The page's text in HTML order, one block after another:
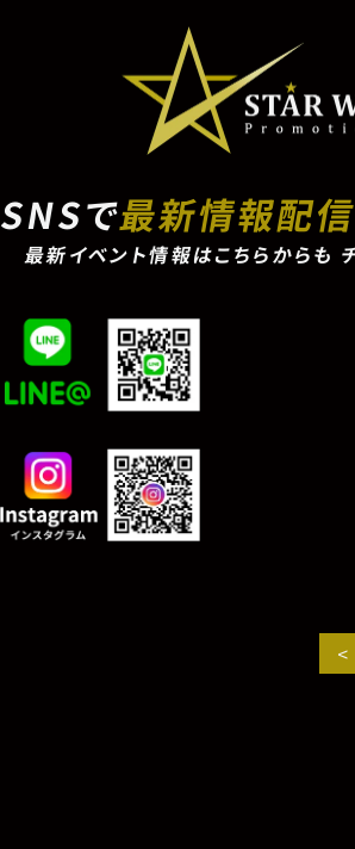
SNSで最新情報配
最新イベント情報はこちらからも